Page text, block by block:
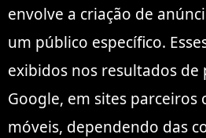
envolve a criação de
um público específico.
exibidos nos resultados de
Google, em sites parceiros
móveis, dependendo das